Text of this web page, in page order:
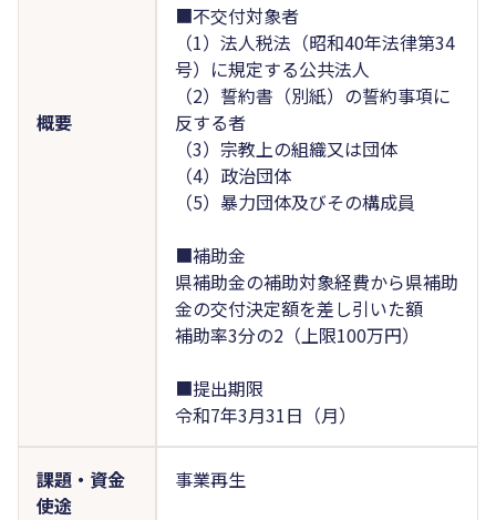
概要
■不交付対象者
（1）法人税法（昭和40年法律第34
号）に規定する公共法人
（2）誓約書（別紙）の誓約事項に
反する者
（3）宗教上の組織又は団体
（4）政治団体
（5）暴力団体及びその構成員
■補助金
県補助金の補助対象経費から県補助
金の交付決定額を差し引いた額
補助率3分の2（上限100万円）
■提出期限
令和7年3月31日（月）
課題・資金
使途
事業再生